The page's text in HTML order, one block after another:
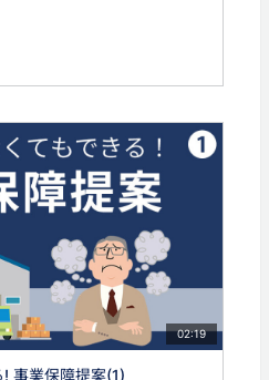
02:19
事業保障提案(1)